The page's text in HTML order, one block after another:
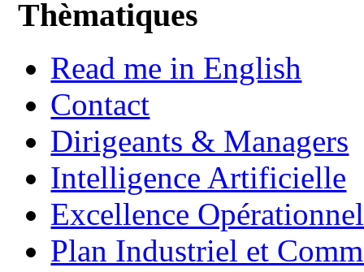
Thèmatiques
Read me in English
Contact
Dirigeants & Managers
Intelligence Artificielle
Excellence
Plan Industriel et